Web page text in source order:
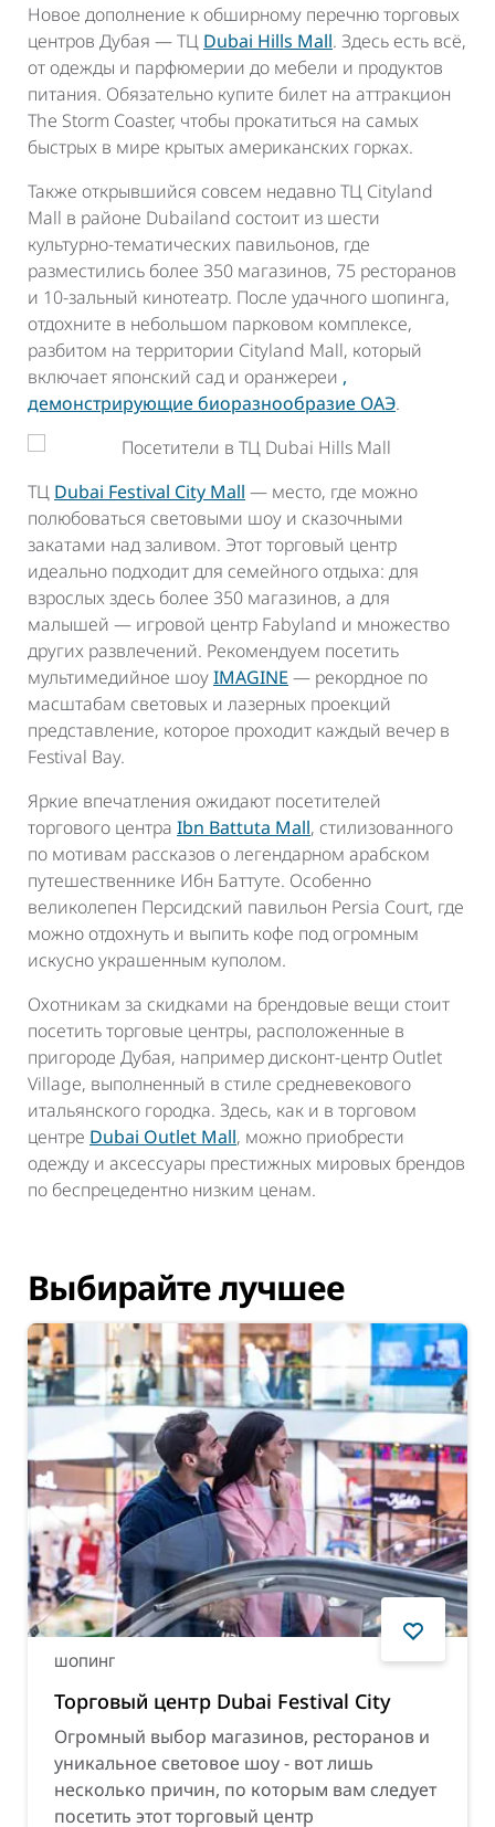
Новое дополнение к обширному перечню торговых
центров Дубая — ТЦ Dubai Hills Mall. Здесь есть всё,
от одежды и парфюмерии до мебели и продуктов
питания. Обязательно купите билет на аттракцион
The Storm Coaster, чтобы прокатиться на самых
быстрых в мире крытых американских горках.
Также открывшийся совсем недавно ТЦ Cityland
Mall в районе Dubailand состоит из шести
культурно-тематических павильонов, где
разместились более 350 магазинов, 75 ресторанов
и 10-зальный кинотеатр. После удачного шопинга,
отдохните в небольшом парковом комплексе,
разбитом на территории Cityland Mall, который
включает японский сад и оранжереи ,
демонстрирующие биоразнообразие ОАЭ.
ТЦ Dubai Festival City Mall — место, где можно
полюбоваться световыми шоу и сказочными
закатами над заливом. Этот торговый центр
идеально подходит для семейного отдыха: для
взрослых здесь более 350 магазинов, а для
малышей — игровой центр Fabyland и множество
других развлечений. Рекомендуем посетить
мультимедийное шоуIMAGINE — рекордное по
масштабам световых и лазерных проекций
представление, которое проходит каждый вечер в
Festival Bay.
Яркие впечатления ожидают посетителей
торгового центра Ibn Battuta Mall, стилизованного
по мотивам рассказов о легендарном арабском
путешественнике Ибн Баттуте. Особенно
великолепен Персидский павильон Persia Court, где
можно отдохнуть и выпить кофе под огромным
искусно украшенным куполом.
Охотникам за скидками на брендовые вещи стоит
посетить торговые центры, расположенные в
пригороде Дубая, например дисконт-центр Outlet
Village, выполненный в стиле средневекового
итальянского городка. Здесь, как и в торговом
центре Dubai Outlet Mall, можно приобрести
одежду и аксессуары престижных мировых брендов
по беспрецедентно низким ценам.
Выбирайте лучшее
ШОПИНГ
Торговый центр Dubai Festival City
Огромный выбор магазинов, ресторанов и
уникальное световое шоу - вот лишь
несколько причин, по которым вам следует
посетить этот торговый центр